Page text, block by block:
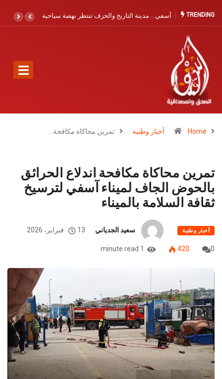
TRENDING
تنتظر نهضة سياحيةكمال صبري يجدد الدعوة لتعزيز الإنقاذ البحري
Home أخبار وطنية تمرين محاكاة مكافحة…
تمرين محاكاة مكافحة اندلاع الحرائق
بالحوض الجاف لميناء آسفي لترسيخ
ثقافة السلامة بالميناء
أخبار وطنية سعيد الجدياني 13 فبراير، 2026
0
420
1 minute read